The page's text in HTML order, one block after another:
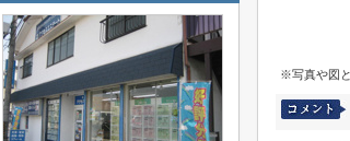
※写真や図